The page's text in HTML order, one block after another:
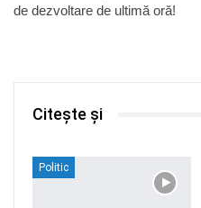
de dezvoltare de ultimă oră!
Citește și
Politic